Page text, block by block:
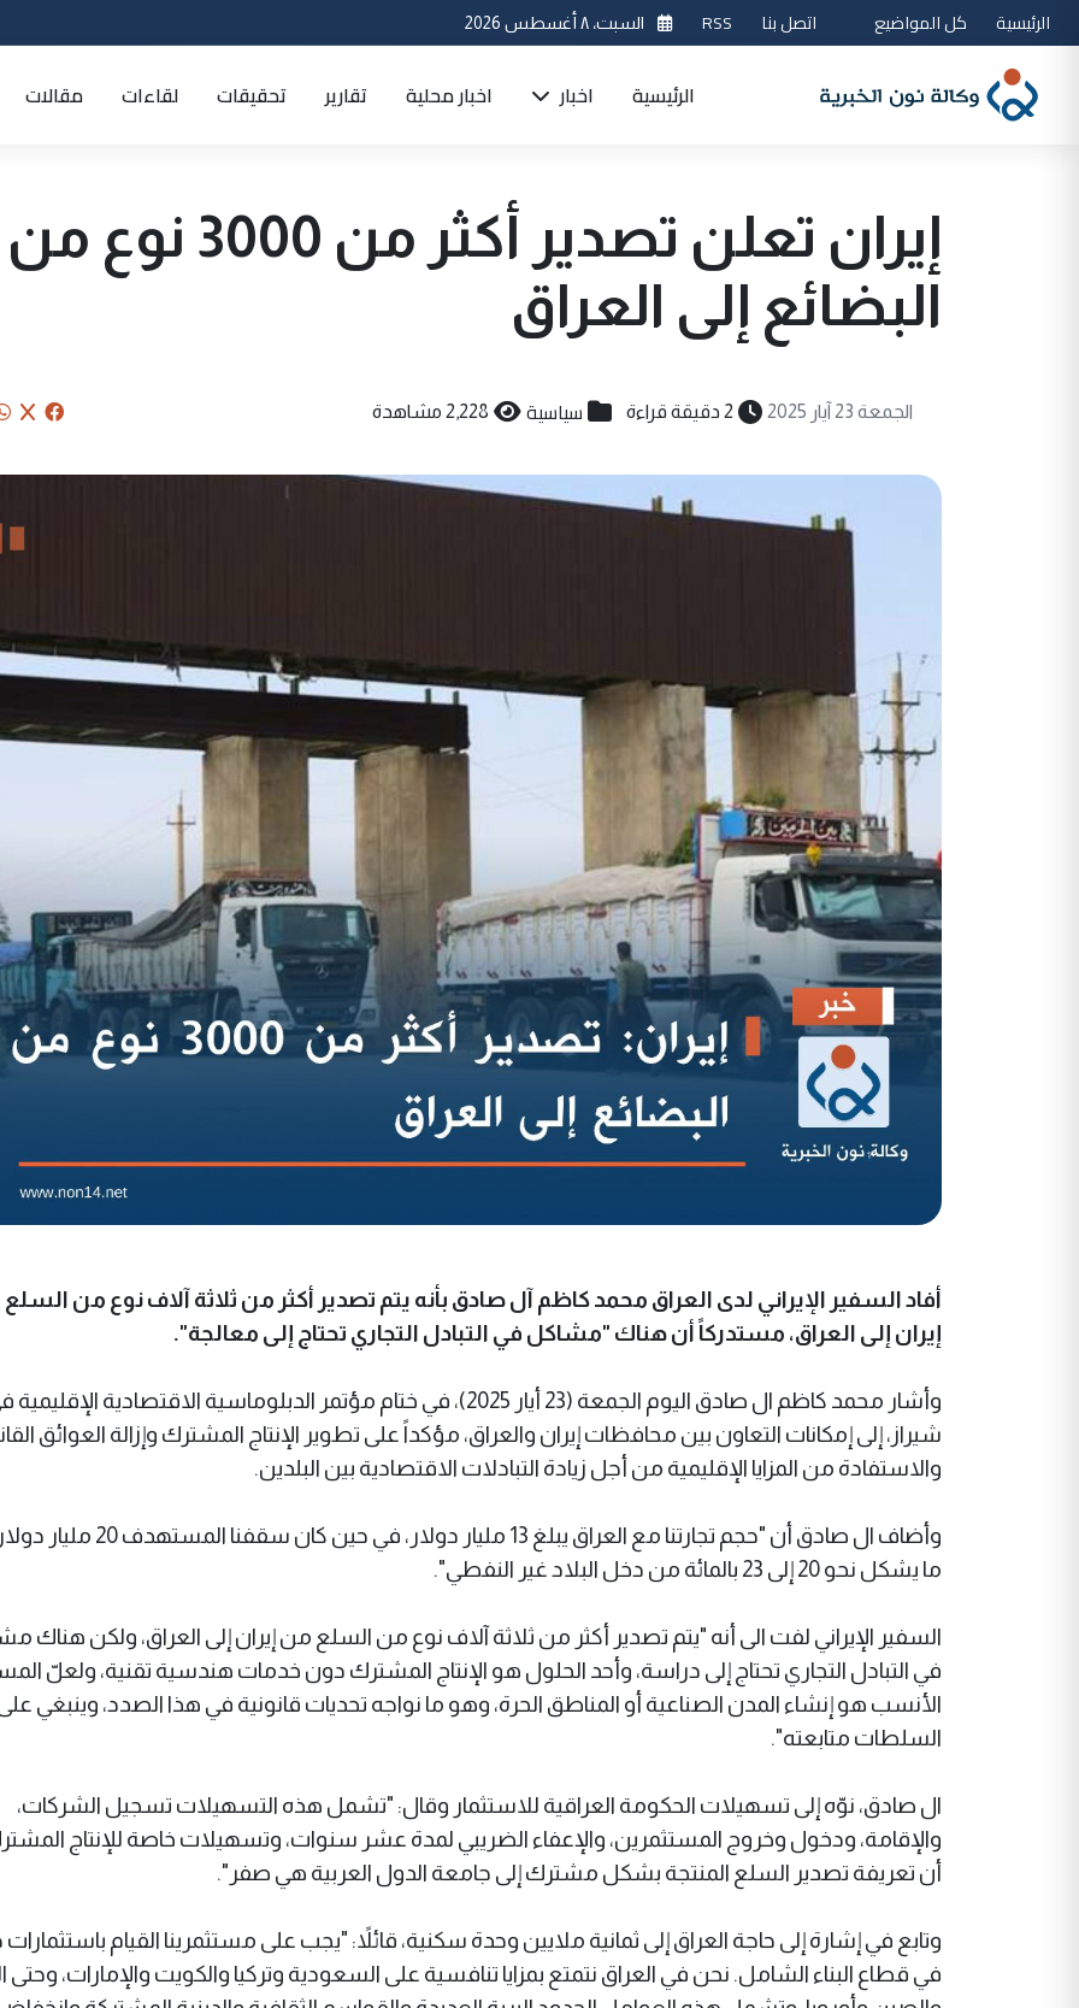
الرئيسية كل المواضيع اتصل بنا RSS السبت، ٨ أغسطس 2026
الرئيسية اخبار اخبار محلية تقارير تحقيقات لقاءات مقالات
إيران تعلن تصدير أكثر من 3000 نوع من
البضائع إلى العراق
الجمعة 23 آيار 2025 2 دقيقة قراءة سياسية 2,228 مشاهدة
أفاد السفیر الإیراني لدی العراق محمد کاظم آل صادق بأنه يتم تصدير أكثر من ثلاثة آلاف نوع من
إيران إلى العراق، مستدركاً أن هناك "مشاكل في التبادل التجاري تحتاج إلى معالجة".
وأشار محمد كاظم ال صادق اليوم الجمعة (23 أيار 2025)، في ختام مؤتمر الدبلوماسية الاقتصادية
شيراز، إلى إمكانات التعاون بين محافظات إيران والعراق، مؤكداً على تطوير الإنتاج المشترك وإزالة العوائق
والاستفادة من المزايا الإقليمية من أجل زيادة التبادلات الاقتصادية بين البلدين.
وأضاف ال صادق أن "حجم تجارتنا مع العراق يبلغ 13 مليار دولار،
ما يشكل نحو 20 إلى 23 بالمائة من دخل البلاد غير النفطي".
السفیر الإیراني لفت الى أنه "يتم تصدير أكثر من ثلاثة آلاف نوع من السلع من إيران إلى العراق، ولكن هناك
في التبادل التجاري تحتاج إلى دراسة، وأحد الحلول هو الإنتاج المشترك دون خدمات هندسية تقنية، ولعلّ
الأنسب هو إنشاء المدن الصناعية أو المناطق الحرة، وهو ما نواجه تحديات قانونية في هذا الصدد، وينبغي
السلطات متابعته".
ال صادق، نوّه إلى تسهيلات الحكومة العراقية للاستثمار وقال: "تشمل هذه التسهيلات تسجيل الشركات،
والإقامة، ودخول وخروج المستثمرين، والإعفاء الضريبي لمدة عشر سنوات، وتسهيلات خاصة للإنتاج
أن تعريفة تصدير السلع المنتجة بشكل مشترك إلى جامعة الدول العربية هي صفر".
وتابع في إشارة إلى حاجة العراق إلى ثمانية ملايين وحدة سكنية، قائلاً: "يجب على مستثمرينا القيام باستثمارات
في قطاع البناء الشامل. نحن في العراق نتمتع بمزايا تنافسية على السعودية وتركيا والكويت والإمارات، وحتى